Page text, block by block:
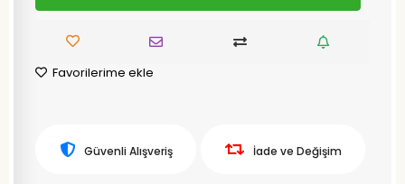
Favorilerime ekle
Güvenli Alışveriş İade ve Değişim